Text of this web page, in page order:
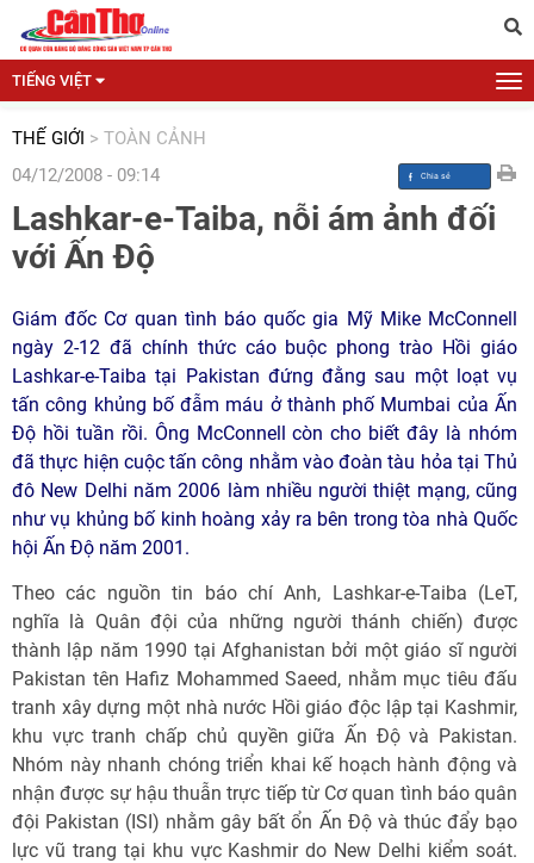
TIẾNG VIỆT
THẾ GIỚI > TOÀN CẢNH
04/12/2008 - 09:14
Lashkar-e-Taiba, nỗi ám ảnh đối
với Ấn Độ
Giám đốc Cơ quan tình báo quốc gia Mỹ Mike McConnell
ngày 2-12 đã chính thức cáo buộc phong trào Hồi giáo
Lashkar-e-Taiba tại Pakistan đứng đằng sau một loạt vụ
tấn công khủng bố đẫm máu ở thành phố Mumbai của Ấn
Độ hồi tuần rồi. Ông McConnell còn cho biết đây là nhóm
đã thực hiện cuộc tấn công nhằm vào đoàn tàu hỏa tại Thủ
đô New Delhi năm 2006 làm nhiều người thiệt mạng, cũng
như vụ khủng bố kinh hoàng xảy ra bên trong tòa nhà Quốc
hội Ấn Độ năm 2001.
Theo các nguồn tin báo chí Anh, Lashkar-e-Taiba (LeT,
nghĩa là Quân đội của những người thánh chiến) được
thành lập năm 1990 tại Afghanistan bởi một giáo sĩ người
Pakistan tên Hafiz Mohammed Saeed, nhằm mục tiêu đấu
tranh xây dựng một nhà nước Hồi giáo độc lập tại Kashmir,
khu vực tranh chấp chủ quyền giữa Ấn Độ và Pakistan.
Nhóm này nhanh chóng triển khai kế hoạch hành động và
nhận được sự hậu thuẫn trực tiếp từ Cơ quan tình báo quân
đội Pakistan (ISI) nhằm gây bất ổn Ấn Độ và thúc đẩy bạo
lực vũ trang tại khu vực Kashmir do New Delhi kiểm soát.